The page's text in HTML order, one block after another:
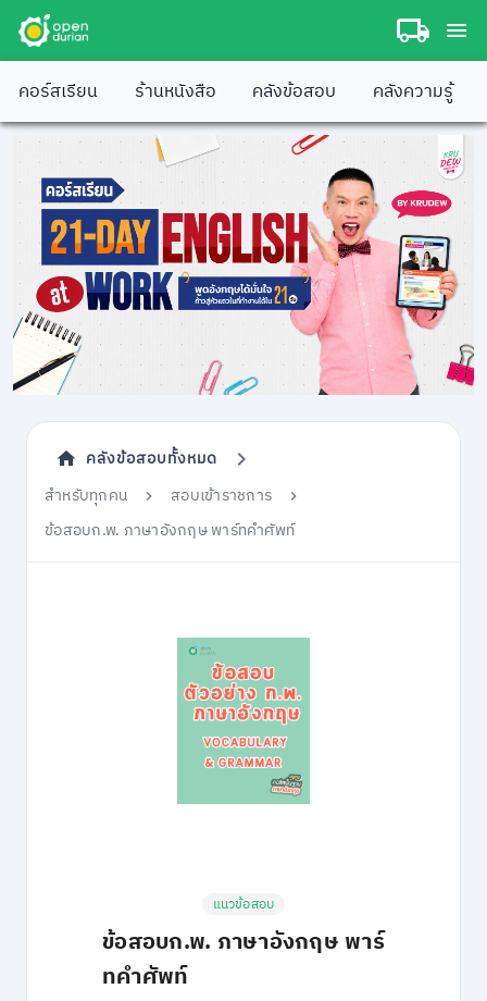
คอร์สเรียน ร้านหนังสือ คลังข้อสอบ คลังความรู้
คลังข้อสอบทั้งหมด
สำหรับทุกคน
สอบเข้าราชการ
ข้อสอบก.พ. ภาษาอังกฤษ พาร์ทคำศัพท์
แนวข้อสอบ
ข้อสอบก.พ. ภาษาอังกฤษ พาร์
ทคำศัพท์